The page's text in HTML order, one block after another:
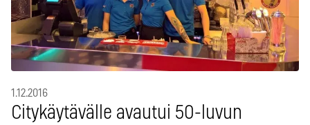
1.12.2016
Citykäytävälle avautui 50-luvun